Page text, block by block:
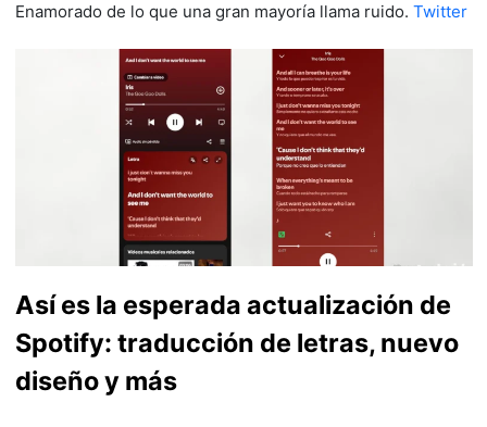
Enamorado de lo que una gran mayoría llama ruido. Twitter
Así es la esperada actualización de
Spotify: traducción de letras, nuevo
diseño y más